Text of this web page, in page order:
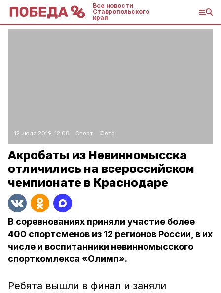
Все новости
Ставропольского
края
12 июля 2019, 12:08 Спорт Фото:
Акробаты из Невинномысска
отличились на всероссийском
чемпионате в Краснодаре
В соревнованиях приняли участие более
400 спортсменов из 12 регионов России, в их
числе и воспитанники невинномысского
спорткомлекса «Олимп».
Ребята вышли в финал и заняли